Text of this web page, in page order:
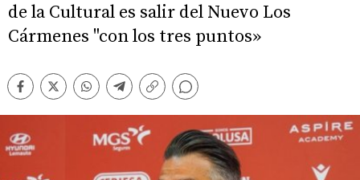
de la Cultural es salir del Nuevo Los
Cármenes "con los tres puntos»
Facebook
TwitterWhatsappTelegram
Copiar
Comentarios